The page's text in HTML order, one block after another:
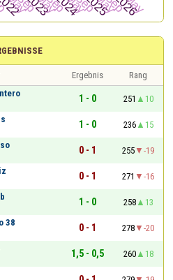
Ergebnis
Rang
1 - 0 251
10
1 - 0 236
15
0 - 1 255
-19
0 - 1 271
-16
1 - 0 258
13
38
0 - 1 278
-20
1,5 - 0,5 260
18